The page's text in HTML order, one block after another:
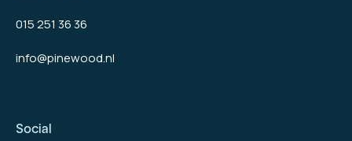
015 251 36 36
info@pinewood.nl
Social